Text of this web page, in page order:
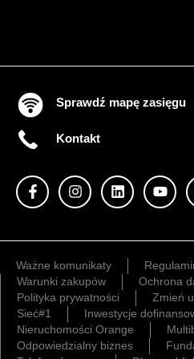
Sprawdź mapę zasięgu
Kontakt
Ważne komunikaty
Warunki zakupów
Ochrona
Polityka prywatności
Zmień
Sieć#1
Inwestycje
Nieruchomości Orange
Odpowiedzialny biznes